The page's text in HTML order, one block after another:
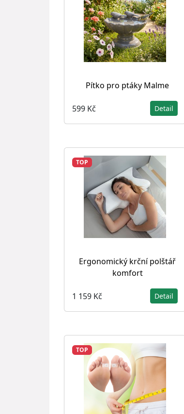
Pítko pro ptáky Malme
599 Kč Detail
TOP
Ergonomický krční polštář
komfort
1 159 Kč Detail
TOP